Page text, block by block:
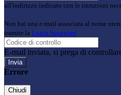
all'indirizzo indicato con le istruzioni
Non hai una e-mail associata al nome
tramite la Login Spaggiari
E-mail inviata, si prega di
Errore
Chiudi